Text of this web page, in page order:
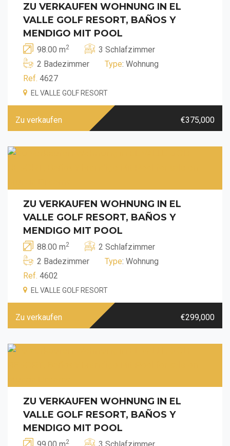
ZU VERKAUFEN WOHNUNG IN EL
VALLE GOLF RESORT, BAÑOS Y
MENDIGO MIT POOL
98.00 m2
3 Schlafzimmer
2 Badezimmer
Type: Wohnung
Ref. 4627
EL VALLE GOLF RESORT
Zu verkaufen €375,000
ZU VERKAUFEN WOHNUNG IN EL
VALLE GOLF RESORT, BAÑOS Y
MENDIGO MIT POOL
88.00 m2
2 Schlafzimmer
2 Badezimmer
Type: Wohnung
Ref. 4602
EL VALLE GOLF RESORT
Zu verkaufen €299,000
ZU VERKAUFEN WOHNUNG IN EL
VALLE GOLF RESORT, BAÑOS Y
MENDIGO MIT POOL
99.00 m2 3 Schlafzimmer